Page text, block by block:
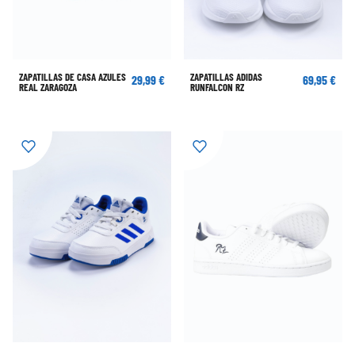
ZAPATILLAS DE CASA AZULES
REAL ZARAGOZA
29,99 €
ZAPATILLAS ADIDAS
RUNFALCON RZ
69,95 €